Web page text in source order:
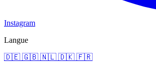
Instagram
Langue
🇩🇪 🇬🇧 🇳🇱 🇩🇰 🇫🇷